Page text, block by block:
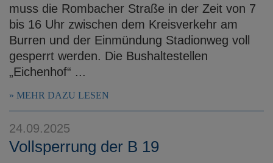
muss die Rombacher Straße in der Zeit von 7
bis 16 Uhr zwischen dem Kreisverkehr am
Burren und der Einmündung Stadionweg voll
gesperrt werden. Die Bushaltestellen
„Eichenhof“ ...
MEHR DAZU LESEN
24.09.2025
Vollsperrung der B 19